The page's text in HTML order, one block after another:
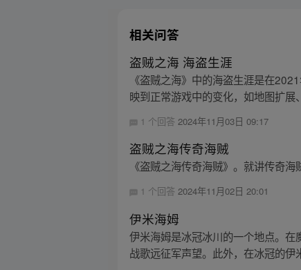
相关问答
盗贼之海 海盗生涯
《盗贼之海》中的海盗生涯是在
映到正常游戏中的变化，如地图扩
1 个回答2024年11月03日 09:17
盗贼之海传奇海贼
《盗贼之海传奇海贼》。就讲传奇
1 个回答2024年11月02日 20:01
伊米海姆
伊米海姆是冰冠冰川的一个地点。
战歌远征军声望。此外，在冰冠的